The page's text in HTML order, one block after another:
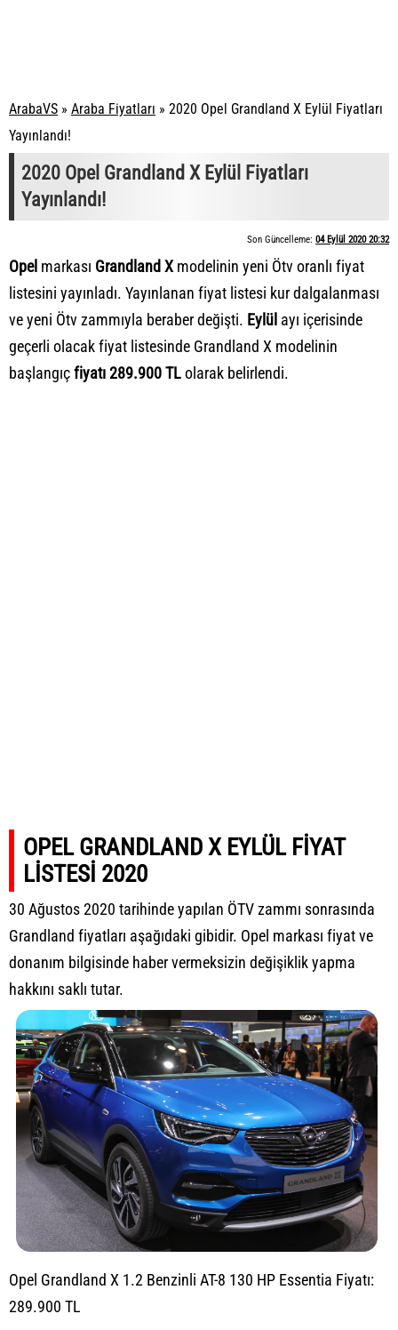
ArabaVS » Araba Fiyatları » 2020 Opel Grandland X Eylül Fiyatları
Yayınlandı!
2020 Opel Grandland X Eylül Fiyatları
Yayınlandı!
Son Güncelleme: 04 Eylül 2020 20:32
Opel markası Grandland X modelinin yeni Ötv oranlı fiyat
listesini yayınladı. Yayınlanan fiyat listesi kur dalgalanması
ve yeni Ötv zammıyla beraber değişti. Eylül ayı içerisinde
geçerli olacak fiyat listesinde Grandland X modelinin
başlangıçfiyatı 289.900 TLolarak belirlendi.
OPEL GRANDLAND X EYLÜL FİYAT
LİSTESİ 2020
30 Ağustos 2020 tarihinde yapılan ÖTV zammı sonrasında
Grandland fiyatları aşağıdaki gibidir. Opel markası fiyat ve
donanım bilgisinde haber vermeksizin değişiklik yapma
hakkını saklı tutar.
Opel Grandland X 1.2 Benzinli AT-8 130 HP Essentia Fiyatı:
289.900 TL